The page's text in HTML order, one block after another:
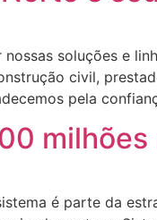
soluções e
civil,
pela
é parte da